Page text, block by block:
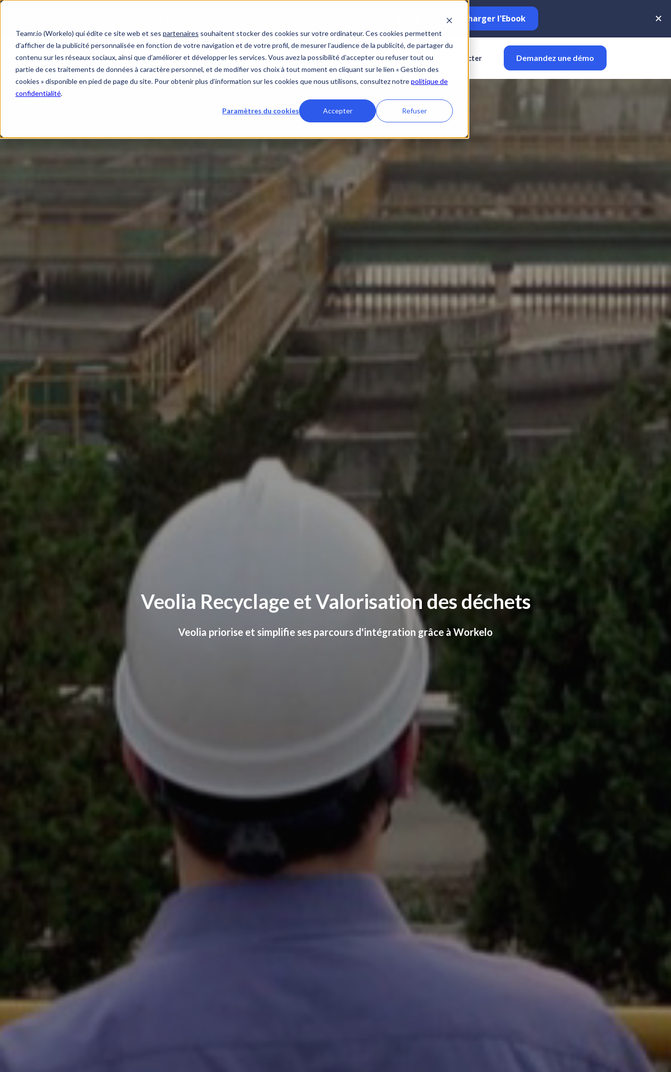
Teamr.io (Workelo) qui édite ce site web et ses partenaires souhaitent stocker des cookies sur votre ordinateur. Ces cookies permettent
d’afficher de la publicité personnalisée en fonction de votre navigation et de votre profil, de mesurer l’audience de la publicité, de partager du
contenu sur les réseaux sociaux, ainsi que d’améliorer et développer les services. Vous avez la possibilité d’accepter ou refuser tout ou
partie de ces traitements de données à caractère personnel, et de modifier vos choix à tout moment en cliquant sur le lien « Gestion des
cookies » disponible en pied de page du site. Pour obtenir plus d’information sur les cookies que nous utilisons, consultez notrepolitique de
confidentialité.
Paramètres du cookies Accepter Refuser
Solutions IA Clients Ressources Société Se connecter Demandez une démo
Veolia Recyclage et Valorisation des déchets
Veolia priorise et simplifie ses parcours d'intégration grâce à Workelo